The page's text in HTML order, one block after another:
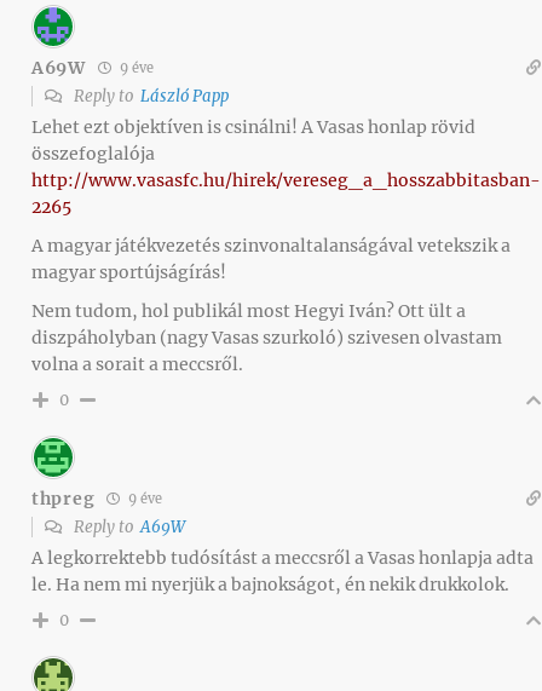
A69W 9 éve
Reply to László Papp
Lehet ezt objektíven is csinálni! A Vasas honlap rövid
összefoglalója
http://www.vasasfc.hu/hirek/vereseg_a_hosszabbitasban-
2265
A magyar játékvezetés szinvonaltalanságával vetekszik a
magyar sportújságírás!
Nem tudom, hol publikál most Hegyi Iván? Ott ült a
diszpáholyban (nagy Vasas szurkoló) szivesen olvastam
volna a sorait a meccsről.
0
thpreg 9 éve
Reply toA69W
A legkorrektebb tudósítást a meccsről a Vasas honlapja adta
le. Ha nem mi nyerjük a bajnokságot, én nekik drukkolok.
0